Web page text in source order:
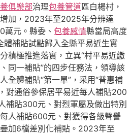
俱樂部治理包養管道區白楊村，
加，2023年至2025年分辨達
元。縣委、 包養感情縣當局高度
補貼試點歸入全縣平易近生實
積極推進落實，立異“村平易近繳
同一補貼”的四步任務法，領導該
全體補貼“第一單”，采用“普惠補
對通俗參保居平易近每人補貼200
補貼300元、對烈軍屬及做出特別
人補貼600元、對獲得各級聲譽
加6檔差別化補貼。2023年至